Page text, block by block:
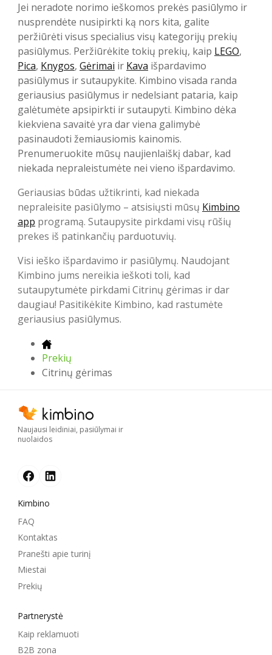
Jei neradote norimo ieškomos prekės pasiūlymo ir
nusprendėte nusipirkti ką nors kita, galite
peržiūrėti visus specialius visų kategorijų prekių
pasiūlymus. Peržiūrėkite tokių prekių, kaip LEGO,
Pica, Knygos, Gėrimai ir Kava išpardavimo
pasiūlymus ir sutaupykite. Kimbino visada randa
geriausius pasiūlymus ir nedelsiant pataria, kaip
galėtumėte apsipirkti ir sutaupyti. Kimbino dėka
kiekviena savaitė yra dar viena galimybė
pasinaudoti žemiausiomis kainomis.
Prenumeruokite mūsų naujienlaiškį dabar, kad
niekada nepraleistumėte nei vieno išpardavimo.
Geriausias būdas užtikrinti, kad niekada
nepraleisite pasiūlymo – atsisiųsti mūsų Kimbino
app programą. Sutaupysite pirkdami visų rūšių
prekes iš patinkančių parduotuvių.
Visi ieško išpardavimo ir pasiūlymų. Naudojant
Kimbino jums nereikia ieškoti toli, kad
sutaupytumėte pirkdami Citrinų gėrimas ir dar
daugiau! Pasitikėkite Kimbino, kad rastumėte
geriausius pasiūlymus.
Prekių
Citrinų gėrimas
Naujausi leidiniai, pasiūlymai ir
nuolaidos
Kimbino
FAQ
Kontaktas
Pranešti apie turinį
Miestai
Prekių
Partnerystė
Kaip reklamuoti
B2B zona